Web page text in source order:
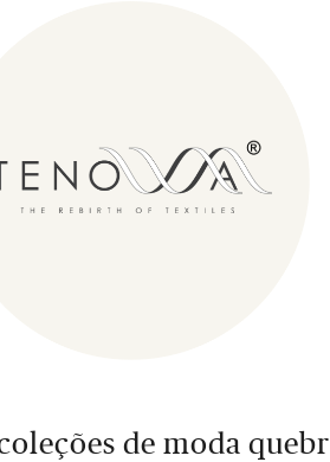
de moda